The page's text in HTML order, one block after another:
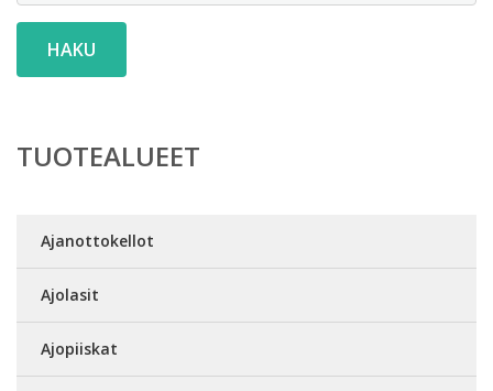
HAKU
TUOTEALUEET
Ajanottokellot
Ajolasit
Ajopiiskat